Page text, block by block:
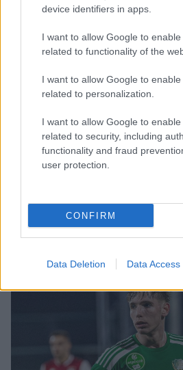
device identifiers in apps.
I want to allow Google to
related to functionality of the
I want to allow Google to
related to personalization.
I want to allow Google to
related to security, including
functionality and fraud
user protection.
CONFIRM
Data Deletion Data Access
játékospiacon, rutinos
a ZTE Esitit. Mi átgondoltan
megerősítettük a szakmai
edzővel. Pánikkal már
a cseh válogatott stábjának
Örülünk az érkezésének.
Az NB I-ben egyértelmű
a kupában pedig
okozni a Fradinak. A
- zárta.
Olvastad már?